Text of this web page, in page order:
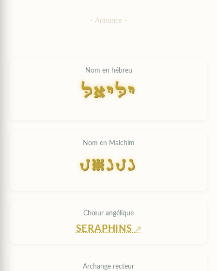
Nom en hébreu
LAYLY
Nom en Malchim
LAYLY
Chœur angélique
SERAPHINS
Archange recteur